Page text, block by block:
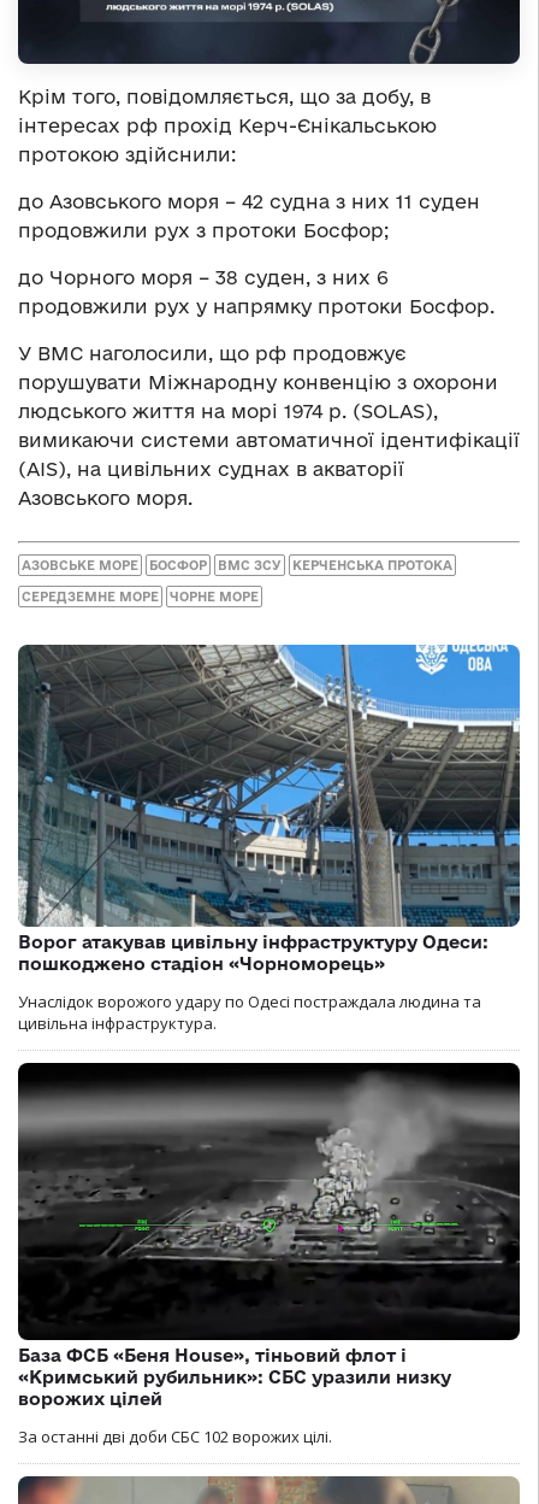
Крім того, повідомляється, що за добу, в
інтересах рф прохід Керч-Єнікальською
протокою здійснили:
до Азовського моря – 42 судна з них 11 суден
продовжили рух з протоки Босфор;
до Чорного моря – 38 суден, з них 6
продовжили рух у напрямку протоки Босфор.
У ВМС наголосили, що рф продовжує
порушувати Міжнародну конвенцію з охорони
людського життя на морі 1974 р. (SOLAS),
вимикаючи системи автоматичної ідентифікації
(AIS), на цивільних суднах в акваторії
Азовського моря.
АЗОВСЬКЕ МОРЕ БОСФОР ВМС ЗСУ КЕРЧЕНСЬКА ПРОТОКА
СЕРЕДЗЕМНЕ МОРЕ ЧОРНЕ МОРЕ
Ворог атакував цивільну інфраструктуру Одеси:
пошкоджено стадіон «Чорноморець»
Унаслідок ворожого удару по Одесі постраждала людина та
цивільна інфраструктура.
База ФСБ «Беня House», тіньовий флот і
«Кримський рубильник»: СБС уразили низку
ворожих цілей
За останні дві доби СБС 102 ворожих цілі.